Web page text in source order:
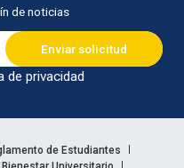
de noticias
de privacidad
de Estudiantes